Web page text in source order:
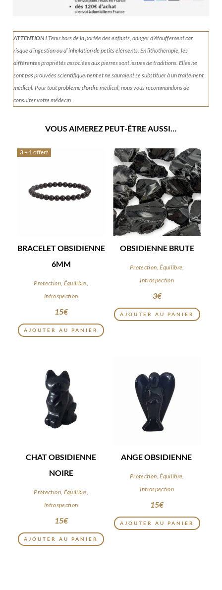
ATTENTION !Tenirhors de la portée des enfants, danger d'étouffement car
risque d’ingestion ou d’ inhalation de petits éléments.En lithothérapie, les
différentes propriétés associées aux pierres sont issues de traditions. Elles ne
sont pas prouvées scientifiquement et ne sauraient se substituer à un traitement
médical. Pour tout problème d'ordre médical, nous vous recommandons de
consulter votre médecin.
VOUS AIMEREZ PEUT-ÊTRE AUSSI…
3 + 1 offert
BRACELET OBSIDIENNE
6MM
Protection, Équilibre,
Introspection
15€
AJOUTER AU PANIER
OBSIDIENNE BRUTE
Protection, Équilibre,
Introspection
3€
AJOUTER AU PANIER
CHAT OBSIDIENNE
NOIRE
Protection, Équilibre,
Introspection
15€
AJOUTER AU PANIER
ANGE OBSIDIENNE
Protection, Équilibre,
Introspection
15€
AJOUTER AU PANIER